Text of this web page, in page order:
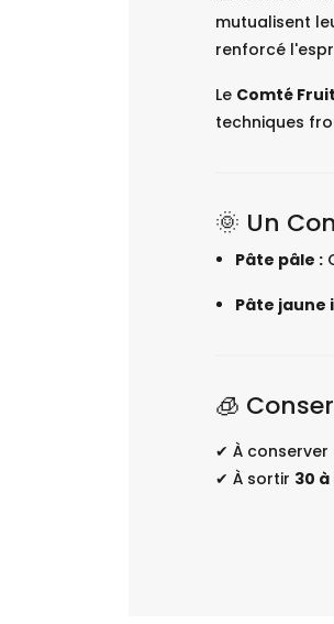
mutualisent
renforcé
Le Comté
techniques
🌞 Un
Pâte pâle :
Pâte jaune
🧊
✔ À conserver
✔ À sortir 30